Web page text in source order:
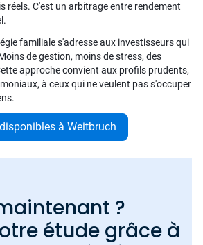
réels. C'est un arbitrage entre rendement
familiale s'adresse aux investisseurs qui
de gestion, moins de stress, des
approche convient aux profils prudents,
à ceux qui ne veulent pas s'occuper
à Weitbruch
?
étude grâce à